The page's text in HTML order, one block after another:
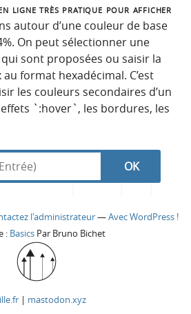
ligne très pratique pour afficher
autour d’une couleur de base
On peut sélectionner une
sont proposées ou saisir la
format hexadécimal. C’est
les couleurs secondaires d’un
`:hover`, les bordures, les
l'administrateur—Avec WordPress !
: Basics Par Bruno Bichet
| mastodon.xyz